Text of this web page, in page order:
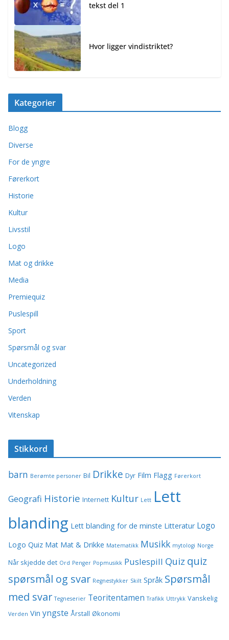
tekst del 1
Hvor ligger vindistriktet?
Kategorier
Blogg
Diverse
For de yngre
Førerkort
Historie
Kultur
Livsstil
Logo
Mat og drikke
Media
Premiequiz
Puslespill
Sport
Spørsmål og svar
Uncategorized
Underholdning
Verden
Vitenskap
Stikkord
barn Berømte personer Bil Drikke Dyr Film Flagg Førerkort
Geografi Historie Internett Kultur Lett Lett
blanding Lett blanding for de minste Litteratur Logo
Logo Quiz Mat Mat & Drikke Matematikk Musikk mytologi Norge
Når skjedde det Ord Penger Popmusikk Puslespill Quiz quiz
spørsmål og svar Regnestykker Skilt Språk Spørsmål
med svar Tegneserier Teoritentamen Trafikk Uttrykk Vanskelig
Verden Vin yngste Årstall Økonomi